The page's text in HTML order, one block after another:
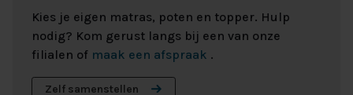
Kies je eigen matras, poten en topper. Hulp
nodig? Kom gerust langs bij een van onze
filialen of maak een afspraak .
Zelf samenstellen